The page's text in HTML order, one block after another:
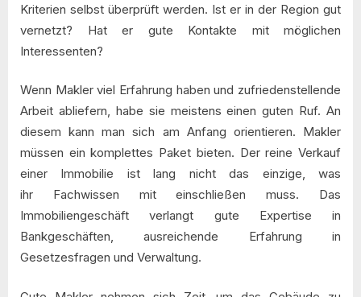
Kriterien selbst überprüft werden. Ist er in der Region gut
vernetzt? Hat er gute Kontakte mit möglichen
Interessenten?
Wenn Makler viel Erfahrung haben und zufriedenstellende
Arbeit abliefern, habe sie meistens einen guten Ruf. An
diesem kann man sich am Anfang orientieren. Makler
müssen ein komplettes Paket bieten. Der reine Verkauf
einer Immobilie ist lang nicht das einzige, was
ihr Fachwissen mit einschließen muss. Das
Immobiliengeschäft verlangt gute Expertise in
Bankgeschäften, ausreichende Erfahrung in
Gesetzesfragen und Verwaltung.